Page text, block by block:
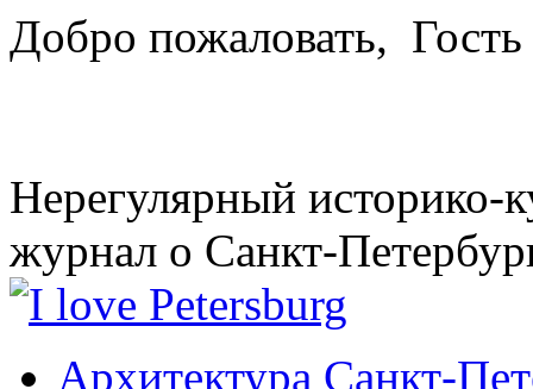
Добро пожаловать, Гость
Нерегулярный историко-
журнал о Санкт-
Архитектура Санкт-